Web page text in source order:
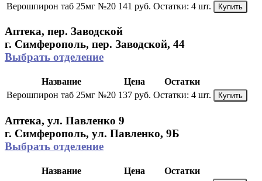
Верошпирон таб 25мг №20 141 руб. Остатки: 4 шт. Купить
Аптека, пер. Заводской
г. Симферополь, пер. Заводской, 44
Выбрать отделение
Название Цена
Остатки
Верошпирон таб 25мг №20 137 руб. Остатки: 4 шт. Купить
Аптека, ул. Павленко 9
г. Симферополь, ул. Павленко, 9Б
Выбрать отделение
Название Цена
Остатки